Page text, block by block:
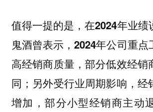
值得一提的是，在2024年业绩
鬼酒曾表示，2024年公司重点
高经销商质量，部分低效经销
同；另外受行业周期影响，经
增加，部分小型经销商主动